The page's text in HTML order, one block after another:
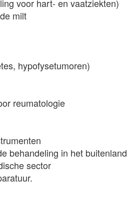
voor hart- en vaatziekten)
milt
hypofysetumoren)
reumatologie
behandeling in het buitenland
sector